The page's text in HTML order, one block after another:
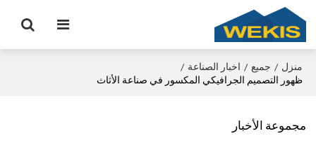
منزل / جميع / اخبار الصناعة /
ظهور التصميم الجرافيكي المكسور في صناعة الأثاث
مجموعة الأخبار